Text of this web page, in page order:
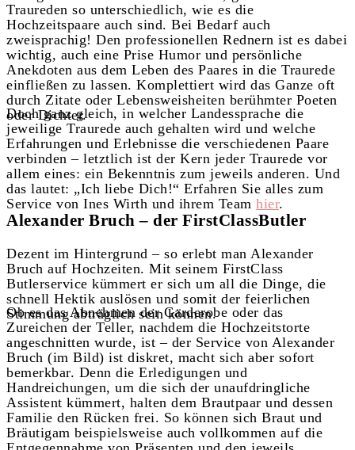
Traureden so unterschiedlich, wie es die
Hochzeitspaare auch sind. Bei Bedarf auch
zweisprachig! Den professionellen Rednern ist es dabei
wichtig, auch eine Prise Humor und persönliche
Anekdoten aus dem Leben des Paares in die Traurede
einfließen zu lassen. Komplettiert wird das Ganze oft
durch Zitate oder Lebensweisheiten berühmter Poeten
oder Dichter.
Doch ganz gleich, in welcher Landessprache die
jeweilige Traurede auch gehalten wird und welche
Erfahrungen und Erlebnisse die verschiedenen Paare
verbinden – letztlich ist der Kern jeder Traurede vor
allem eines: ein Bekenntnis zum jeweils anderen. Und
das lautet: „Ich liebe Dich!“ Erfahren Sie alles zum
Service von Ines Wirth und ihrem Team hier.
Alexander Bruch – der FirstClassButler
Dezent im Hintergrund – so erlebt man Alexander
Bruch auf Hochzeiten. Mit seinem FirstClass
Butlerservice kümmert er sich um all die Dinge, die
schnell Hektik auslösen und somit der feierlichen
Stimmung abträglich sein können.
Ob es das Abnehmen der Garderobe oder das
Zureichen der Teller, nachdem die Hochzeitstorte
angeschnitten wurde, ist – der Service von Alexander
Bruch (im Bild) ist diskret, macht sich aber sofort
bemerkbar. Denn die Erledigungen und
Handreichungen, um die sich der unaufdringliche
Assistent kümmert, halten dem Brautpaar und dessen
Familie den Rücken frei. So können sich Braut und
Bräutigam beispielsweise auch vollkommen auf die